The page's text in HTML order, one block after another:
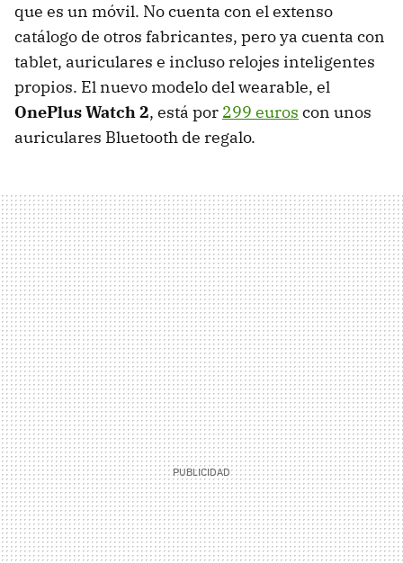
que es un móvil. No cuenta con el extenso
catálogo de otros fabricantes, pero ya cuenta con
tablet, auriculares e incluso relojes inteligentes
propios. El nuevo modelo del wearable, el
OnePlus Watch 2, está por 299 euros con unos
auriculares Bluetooth de regalo.